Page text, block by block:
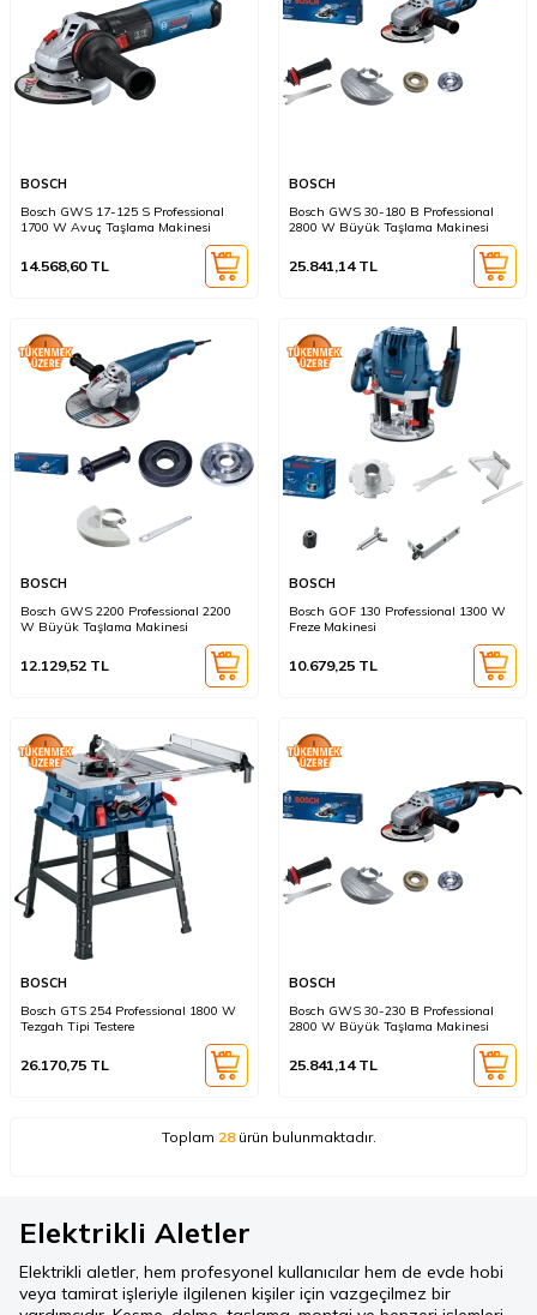
BOSCH
Bosch GWS 17-125 S Professional
1700 W Avuç Taşlama Makinesi
14.568,60TL
BOSCH
Bosch GWS 30-180 B Professional
2800 W Büyük Taşlama Makinesi
25.841,14TL
BOSCH
Bosch GWS 2200 Professional 2200
W Büyük Taşlama Makinesi
12.129,52 TL
BOSCH
Bosch GOF 130 Professional 1300 W
Freze Makinesi
10.679,25 TL
BOSCH
Bosch GTS 254 Professional 1800 W
Tezgah Tipi Testere
26.170,75 TL
BOSCH
Bosch GWS 30-230 B Professional
2800 W Büyük Taşlama Makinesi
25.841,14TL
Toplam 28ürün bulunmaktadır.
Elektrikli Aletler
Elektrikli aletler, hem profesyonel kullanıcılar hem de evde hobi
veya tamirat işleriyle ilgilenen kişiler için vazgeçilmez bir